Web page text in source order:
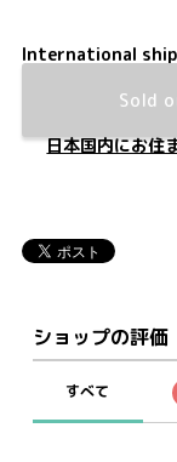
International
Sold
日本国内にお住
ショップの評価
すべて